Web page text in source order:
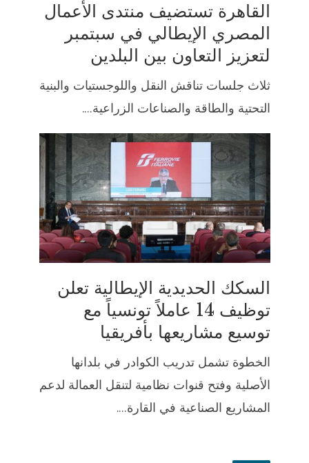
القاهرة تستضيف منتدى الأعمال
المصري الإيطالي في سبتمبر
لتعزيز التعاون بين البلدين
ثلاث جلسات تناقش النقل واللوجستيات والبنية
التحتية والطاقة والصناعات الزراعية....
السكك الحديدية الإيطالية تعلن
توظيف 14 عاملاً تونسياً مع
توسيع مشاريعها بأفريقيا
الخطوة تشمل تدريب الكوادر في بلدانها
الأصلية وفتح قنوات نظامية لتنقل العمالة لدعم
المشاريع الصناعية في القارة....